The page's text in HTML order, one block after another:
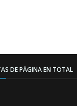
DE PÁGINA EN TOTAL